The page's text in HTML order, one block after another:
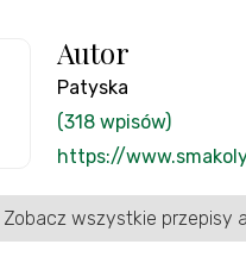
Autor
Patyska
(318 wpisów)
https://
Zobacz wszystkie przepisy